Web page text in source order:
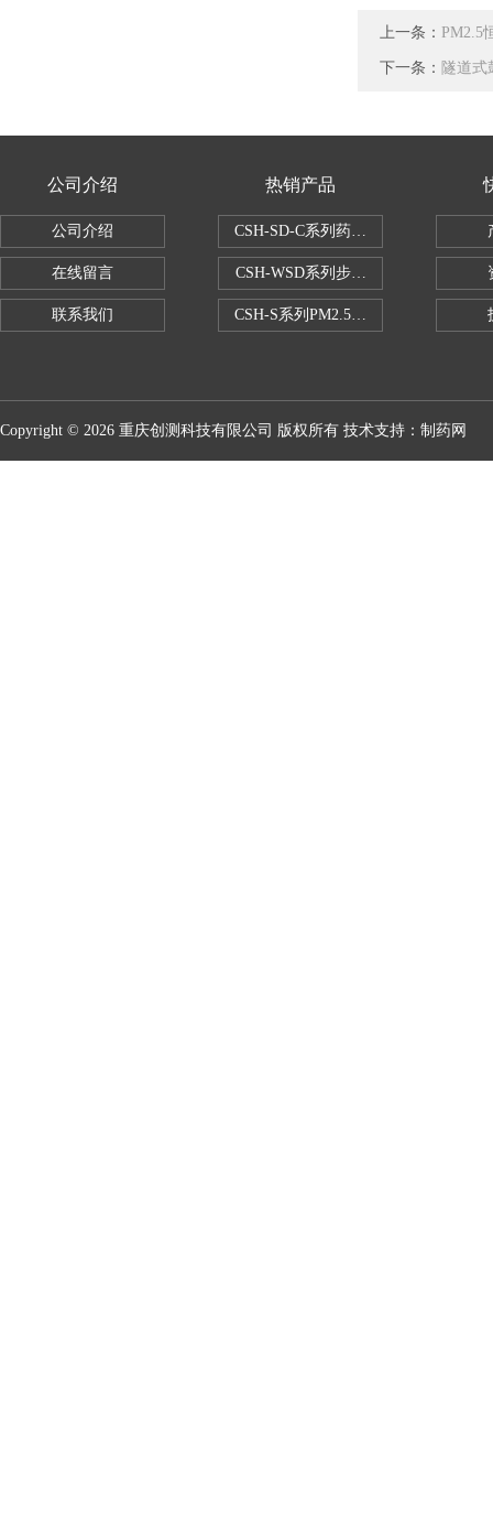
上一条： PM2.5
下一条： 隧道式
公司介绍
公司介绍
在线留言
联系我们
热销产品
CSH-SD-C系列药品稳定性试验箱（
CSH-WSD系列步入式药品稳定性试验
CSH-S系列PM2.5恒温恒湿试验室
Copyright © 2026 重庆创测科技有限公司 版权所有 技术支持： 制药网